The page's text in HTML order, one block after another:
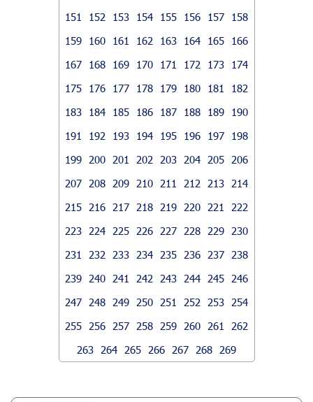
151
152 153 154 155 156 157
158
159
160 161 162 163 164 165
166
167
168 169 170 171 172 173
174
175
176 177 178 179 180 181
182
183
184 185 186 187 188 189
190
191
192 193 194 195 196 197
198
199
200 201 202 203 204 205
206
207
208 209 210 211 212 213
214
215
216 217 218 219 220 221
222
223
224 225 226 227 228 229
230
231
232 233 234 235 236 237
238
239
240 241 242 243 244 245
246
247
248 249 250 251 252 253
254
255
256 257 258 259 260 261
262
263
264 265 266 267 268 269